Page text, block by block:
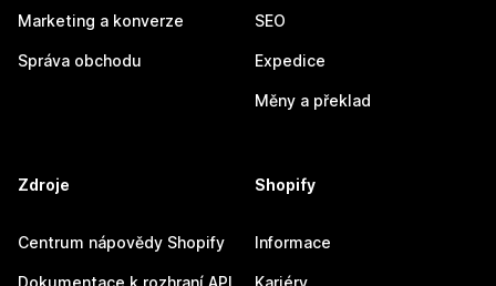
Marketing a konverze
Správa obchodu
SEO
Expedice
Měny a překlad
Zdroje
Centrum nápovědy Shopify
Shopify
Informace